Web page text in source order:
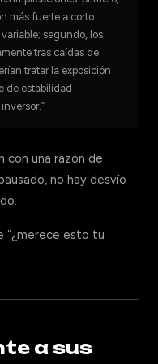
más fuerte a corto
segundo, los
tras caídas de
tratar la exposición
de estabilidad
con una razón de
no hay desvío
“¿merece esto tu
a sus